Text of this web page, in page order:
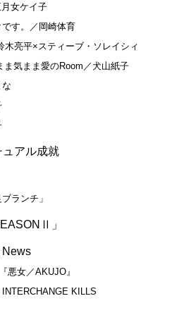
女ケイ子
す。／岡崎体育
木亮平×スティーブ・ソレイシィ
ま気まま愛のRoom／犬山紙子
アル成就
ランチ」
」
News
悪女／AKUJO』
KILLS